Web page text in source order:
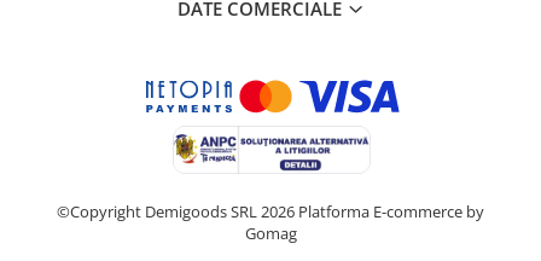
TV, Audio & Foto
Aparate Foto & Accesorii
Audio HI-FI & Profesionale
Camere video si sport
DATE COMERCIALE
©Copyright Demigoods SRL 2026 Platforma E-commerce by
Gomag